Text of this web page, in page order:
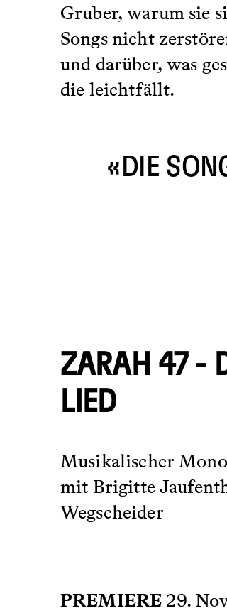
Gruber, warum sie
Songs nicht
und darüber, was
die leichtfällt.
«DIE
ZARAH 47 -
LIED
Musikalischer
mit Brigitte
Wegscheider
PREMIERE 29.